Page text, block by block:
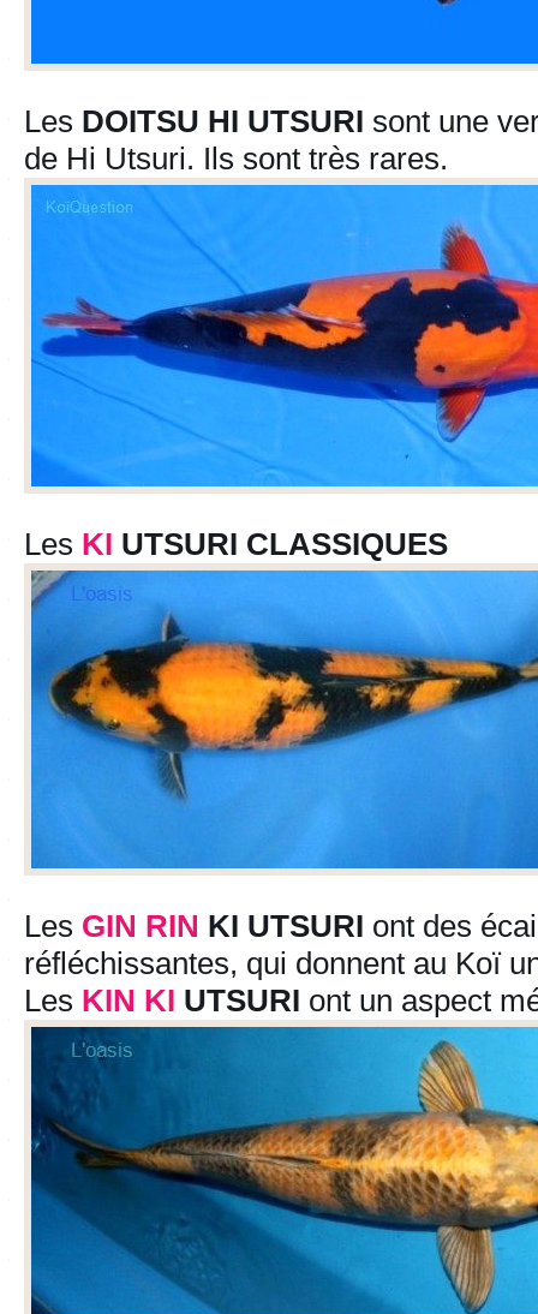
Les DOITSU HI UTSURI sont une
de Hi Utsuri. Ils sont très rares.
Les KI UTSURI CLASSIQUES
Les GIN RIN KI UTSURI ont des
réfléchissantes, qui donnent au Koï
Les KIN KI UTSURI ont un aspect